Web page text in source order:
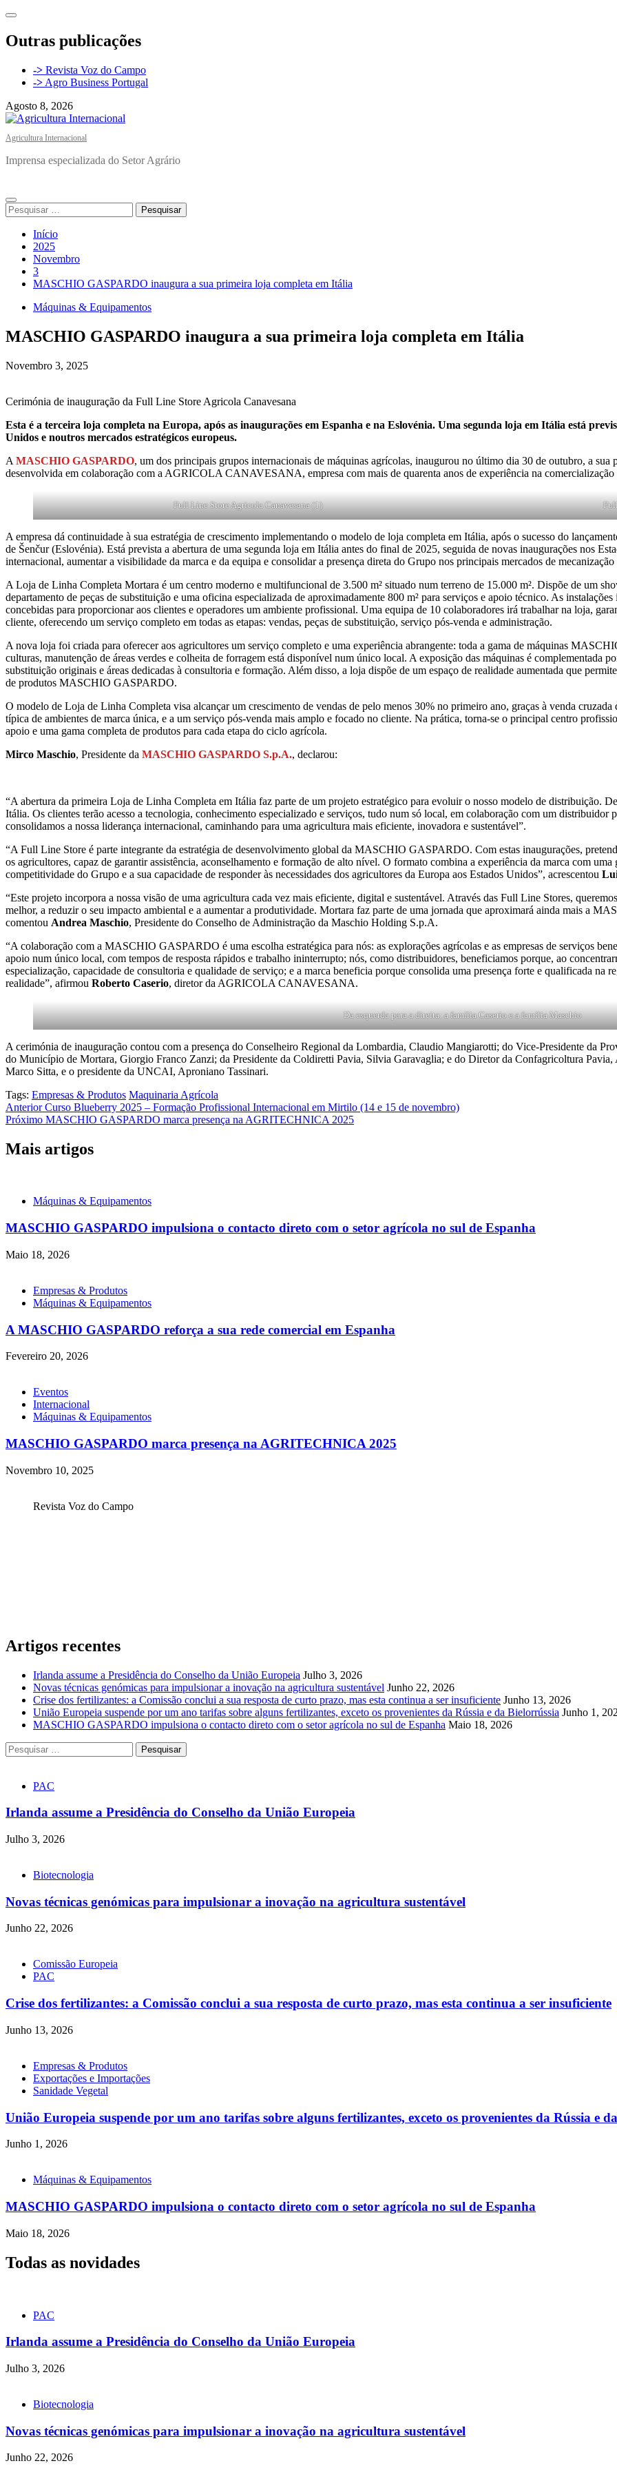
Avançar
o
conteúdo
Outras publicações
-> Revista Voz do Campo
-> Agro Business Portugal
Agosto 8, 2026
Agricultura Internacional
Imprensa especializada do Setor Agrário
Menu
principal
Pesquisar
por:
Início
2025
Novembro
3
MASCHIO GASPARDO inaugura a sua primeira loja completa em Itália
Máquinas & Equipamentos
MASCHIO GASPARDO inaugura a sua primeira loja completa em Itália
Novembro 3, 2025
Cerimónia de inauguração da Full Line Store Agricola Canavesana
Esta é a terceira loja completa na Europa, após as inaugurações em Espanha e na Eslovénia. Uma segunda loja em Itália está
Unidos e noutros mercados estratégicos europeus.
A MASCHIO GASPARDO, um dos principais grupos internacionais de máquinas agrícolas, inaugurou no último dia 30 de outubro, a
desenvolvida em colaboração com a AGRICOLA CANAVESANA, empresa com mais de quarenta anos de experiência na comercialização
Full Line Store Agricola Canavesana (1)
A empresa dá continuidade à sua estratégia de crescimento implementando o modelo de loja completa em Itália, após o sucesso do
de Šenčur (Eslovénia). Está prevista a abertura de uma segunda loja em Itália antes do final de 2025, seguida de novas inaugurações nos
internacional, aumentar a visibilidade da marca e da equipa e consolidar a presença direta do Grupo nos principais mercados de
A Loja de Linha Completa Mortara é um centro moderno e multifuncional de 3.500 m² situado num terreno de 15.000 m². Dispõe de um
departamento de peças de substituição e uma oficina especializada de aproximadamente 800 m² para serviços e apoio técnico. As
concebidas para proporcionar aos clientes e operadores um ambiente profissional. Uma equipa de 10 colaboradores irá trabalhar na loja,
cliente, oferecendo um serviço completo em todas as etapas: vendas, peças de substituição, serviço pós-venda e administração.
A nova loja foi criada para oferecer aos agricultores um serviço completo e uma experiência abrangente: toda a gama de máquinas
culturas, manutenção de áreas verdes e colheita de forragem está disponível num único local. A exposição das máquinas é complementada
substituição originais e áreas dedicadas à consultoria e formação. Além disso, a loja dispõe de um espaço de realidade aumentada que
de produtos MASCHIO GASPARDO.
O modelo de Loja de Linha Completa visa alcançar um crescimento de vendas de pelo menos 30% no primeiro ano, graças à venda
típica de ambientes de marca única, e a um serviço pós-venda mais amplo e focado no cliente. Na prática, torna-se o principal centro
apoio e uma gama completa de produtos para cada etapa do ciclo agrícola.
Mirco Maschio, Presidente da MASCHIO GASPARDO S.p.A., declarou:
“A abertura da primeira Loja de Linha Completa em Itália faz parte de um projeto estratégico para evoluir o nosso modelo de distribuição.
Itália. Os clientes terão acesso a tecnologia, conhecimento especializado e serviços, tudo num só local, em colaboração com um distribuidor
consolidamos a nossa liderança internacional, caminhando para uma agricultura mais eficiente, inovadora e sustentável”.
“A Full Line Store é parte integrante da estratégia de desenvolvimento global da MASCHIO GASPARDO. Com estas inaugurações,
os agricultores, capaz de garantir assistência, aconselhamento e formação de alto nível. O formato combina a experiência da marca com
competitividade do Grupo e a sua capacidade de responder às necessidades dos agricultores da Europa aos Estados Unidos”, acrescentou
“Este projeto incorpora a nossa visão de uma agricultura cada vez mais eficiente, digital e sustentável. Através das Full Line Stores,
melhor, a reduzir o seu impacto ambiental e a aumentar a produtividade. Mortara faz parte de uma jornada que aproximará ainda mais a
comentou Andrea Maschio, Presidente do Conselho de Administração da Maschio Holding S.p.A.
“A colaboração com a MASCHIO GASPARDO é uma escolha estratégica para nós: as explorações agrícolas e as empresas de serviços
apoio num único local, com tempos de resposta rápidos e trabalho ininterrupto; nós, como distribuidores, beneficiamos porque, ao
especialização, capacidade de consultoria e qualidade de serviço; e a marca beneficia porque consolida uma presença forte e qualificada
realidade”, afirmou Roberto Caserio, diretor da AGRICOLA CANAVESANA.
Da esquerda para a direita: a família Caserio e a família Maschio
A cerimónia de inauguração contou com a presença do Conselheiro Regional da Lombardia, Claudio Mangiarotti; do Vice-Presidente da
do Município de Mortara, Giorgio Franco Zanzi; da Presidente da Coldiretti Pavia, Silvia Garavaglia; e do Diretor da Confagricoltura
Marco Sitta, e o presidente da UNCAI, Aproniano Tassinari.
Tags: Empresas & Produtos Maquinaria Agrícola
Navegação
de
artigos
AnteriorCurso Blueberry 2025 – Formação Profissional Internacional em Mirtilo (14 e 15 de novembro)
Próximo MASCHIO GASPARDO marca presença na AGRITECHNICA 2025
Mais artigos
Máquinas & Equipamentos
MASCHIO GASPARDO impulsiona o contacto direto com o setor agrícola no sul de Espanha
Maio 18, 2026
Empresas & Produtos
Máquinas & Equipamentos
A MASCHIO GASPARDO reforça a sua rede comercial em Espanha
Fevereiro 20, 2026
Eventos
Internacional
Máquinas & Equipamentos
MASCHIO GASPARDO marca presença na AGRITECHNICA 2025
Novembro 10, 2025
Revista Voz do Campo
Artigos recentes
Irlanda assume a Presidência do Conselho da União Europeia Julho 3, 2026
Novas técnicas genómicas para impulsionar a inovação na agricultura sustentável Junho 22, 2026
Crise dos fertilizantes: a Comissão conclui a sua resposta de curto prazo, mas esta continua a ser insuficiente Junho 13, 2026
União Europeia suspende por um ano tarifas sobre alguns fertilizantes, exceto os provenientes da Rússia e da Bielorrússia Junho 1,
MASCHIO GASPARDO impulsiona o contacto direto com o setor agrícola no sul de Espanha Maio 18, 2026
Pesquisar
por:
PAC
Irlanda assume a Presidência do Conselho da União Europeia
Julho 3, 2026
Biotecnologia
Novas técnicas genómicas para impulsionar a inovação na agricultura sustentável
Junho 22, 2026
Comissão Europeia
PAC
Crise dos fertilizantes: a Comissão conclui a sua resposta de curto prazo, mas esta continua a ser insuficiente
Junho 13, 2026
Empresas & Produtos
Exportações e Importações
Sanidade Vegetal
União Europeia suspende por um ano tarifas sobre alguns fertilizantes, exceto os provenientes da Rússia e
Junho 1, 2026
Máquinas & Equipamentos
MASCHIO GASPARDO impulsiona o contacto direto com o setor agrícola no sul de Espanha
Maio 18, 2026
Todas as novidades
PAC
Irlanda assume a Presidência do Conselho da União Europeia
Julho 3, 2026
Biotecnologia
Novas técnicas genómicas para impulsionar a inovação na agricultura sustentável
Junho 22, 2026